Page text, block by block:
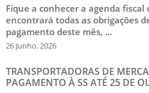
Fique a conhecer a agenda fiscal
encontrará todas as obrigações
pagamento deste mês, ...
26 Junho, 2026
TRANSPORTADORAS DE
PAGAMENTO À SS ATÉ 25 DE